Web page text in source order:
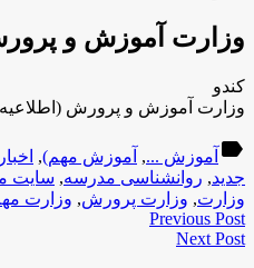
وزارت آموزش و
کندو
وزارت آموزش و پرورش
label آموزش ..., آموزش مهم),
جدید, روانشناسی مدرسه, سایت
وزارت, وزارت پرورش, وزارت
Previous Post
Next Post